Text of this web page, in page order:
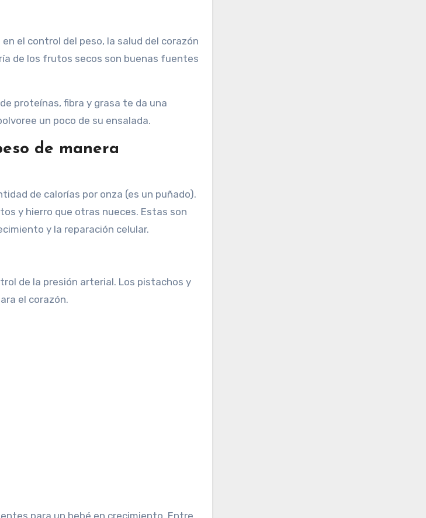
de los frutos secos son buenas fuentes
proteínas, fibra y grasa te da una
un poco de su ensalada.
de manera
de calorías por onza (es un puñado).
y hierro que otras nueces. Estas son
y la reparación celular.
de la presión arterial. Los pistachos y
el corazón.